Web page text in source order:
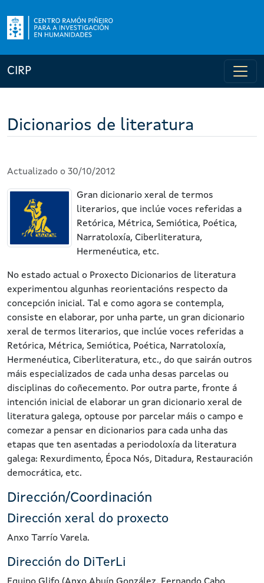
CIRP
Dicionarios de literatura
Actualizado o 30/10/2012
Gran dicionario xeral de termos
literarios, que inclúe voces referidas a
Retórica, Métrica, Semiótica, Poética,
Narratoloxía, Ciberliteratura,
Hermenéutica, etc.
No estado actual o Proxecto Dicionarios de literatura
experimentou algunhas reorientacións respecto da
concepción inicial. Tal e como agora se contempla,
consiste en elaborar, por unha parte, un gran dicionario
xeral de termos literarios, que inclúe voces referidas a
Retórica, Métrica, Semiótica, Poética, Narratoloxía,
Hermenéutica, Ciberliteratura, etc., do que sairán outros
máis especializados de cada unha desas parcelas ou
disciplinas do coñecemento. Por outra parte, fronte á
intención inicial de elaborar un gran dicionario xeral de
literatura galega, optouse por parcelar máis o campo e
comezar a pensar en dicionarios para cada unha das
etapas que ten asentadas a periodoloxía da literatura
galega: Rexurdimento, Época Nós, Ditadura, Restauración
democrática, etc.
Dirección/Coordinación
Dirección xeral do proxecto
Anxo Tarrío Varela.
Dirección do DiTerLi